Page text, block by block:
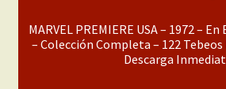
MARVEL PREMIERE USA – 1972 –
– Colección Completa – 122
Descarga